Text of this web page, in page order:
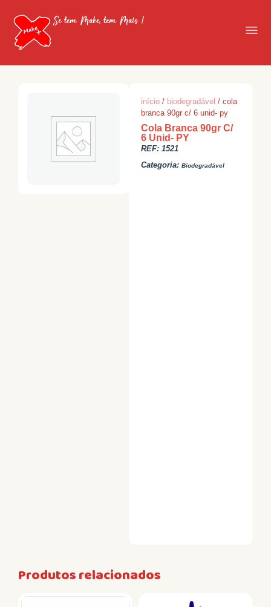
Se tem Make, tem Mais !
início / biodegradável / cola
branca 90gr c/ 6 unid- py
Cola Branca 90gr C/
6 Unid- PY
REF:1521
Categoria: Biodegradável
Produtos relacionados